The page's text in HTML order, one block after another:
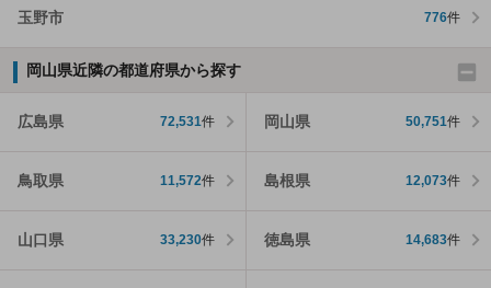
玉野市 776件
岡山県近隣の都道府県から探す
広島県 72,531件 岡山県 50,751件
鳥取県 11,572件 島根県 12,073件
山口県 33,230件 徳島県 14,683件